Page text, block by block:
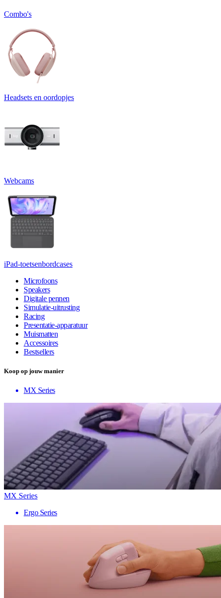
Combo's
Headsets en oordopjes
Webcams
iPad-toetsenbordcases
Microfoons
Speakers
Digitale pennen
Simulatie-uitrusting
Racing
Presentatie-apparatuur
Muismatten
Accessoires
Bestsellers
Koop op jouw manier
MX Series
MX Series
Ergo Series